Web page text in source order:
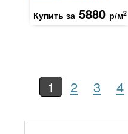
Купить за 5880 р/м2
1 2 3 4